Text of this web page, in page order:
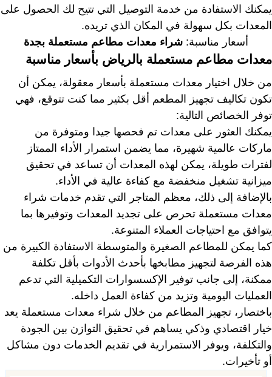
يمكنك الاستفادة من خدمة التوصيل التي تتيح لك الحصول على
المعدات بكل سهولة في المكان الذي تريده.
أسعار مناسبة: شراء معدات مطاعم مستعملة بجدة
معدات مطاعم مستعملة بالرياض بأسعار مناسبة
من خلال اختيار معدات مستعملة بأسعار معقولة، يمكن أن
تكون تكاليف تجهيز المطعم أقل بكثير مما كنت تتوقع، فهي
توفر الخصائص التالية:
يمكنك العثور على معدات تم فحصها جيدا ومتوفرة من
ماركات عالمية شهيرة، مما يضمن استمرار الأداء الممتاز
لفترات طويلة، يمكن لهذه المعدات أن تساعد في تحقيق
ميزانية تشغيل منخفضة مع كفاءة عالية في الأداء.
بالإضافة إلى ذلك، معظم المتاجر التي تقدم خدمات شراء
معدات مستعملة تحرص على تجديد المعدات وتوفيرها بما
يتوافق مع احتياجات العملاء المتنوعة.
كما يمكن للمطاعم الصغيرة والمتوسطة الاستفادة الكبيرة من
هذه الفرصة لتجهيز مطابخها بأحدث الأدوات بأقل تكلفة
ممكنة، إلى جانب توفير الإكسسوارات التكميلية التي تدعم
العمليات اليومية وتزيد من كفاءة العمل داخله.
باختصار، تجهيز المطاعم من خلال شراء معدات مستعملة يعد
خيار اقتصادي وذكي يساهم في تحقيق التوازن بين الجودة
والتكلفة، ويوفر الاستمرارية في تقديم الخدمات دون مشاكل
أو تأخيرات.